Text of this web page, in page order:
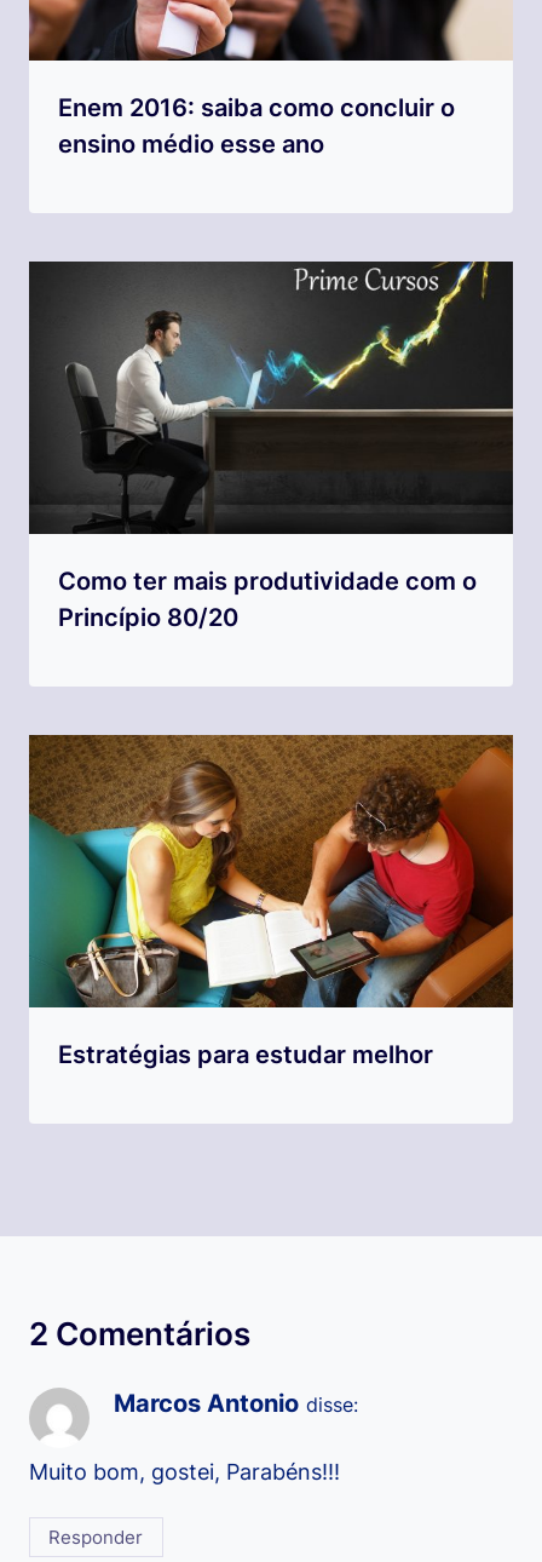
Enem 2016: saiba como concluir o
ensino médio esse ano
Como ter mais produtividade com o
Princípio 80/20
Estratégias para estudar melhor
2 Comentários
Marcos Antonio disse:
Muito bom, gostei, Parabéns!!!
Responder